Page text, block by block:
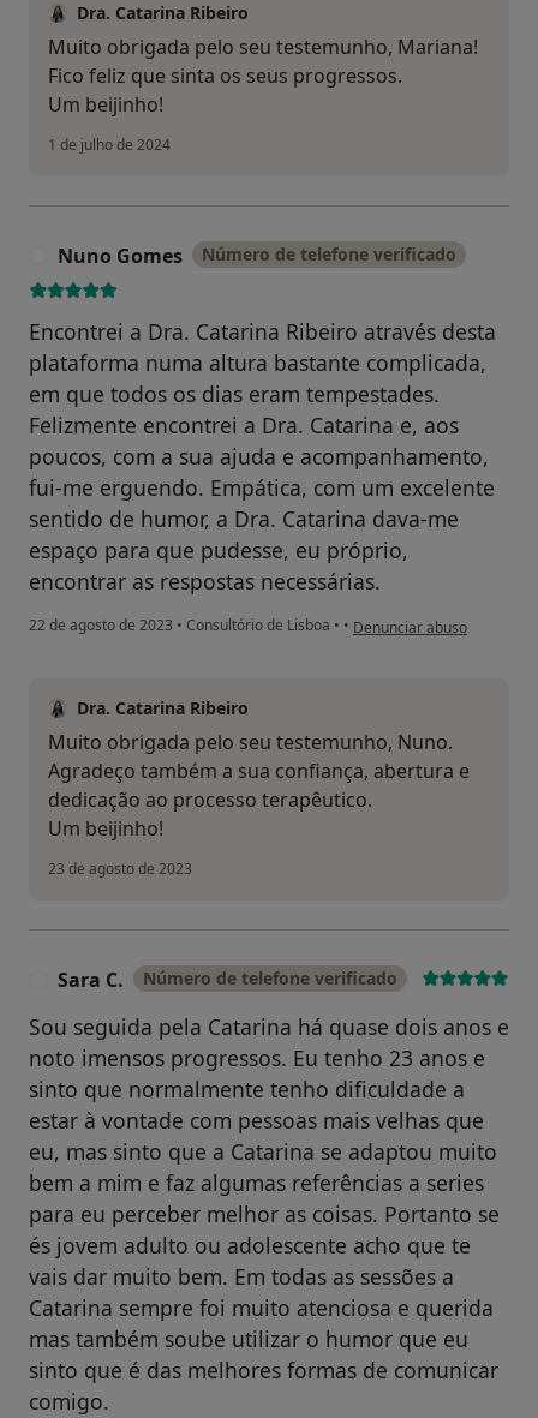
Dra. Catarina Ribeiro
Muito obrigada pelo seu testemunho, Mariana!
Fico feliz que sinta os seus progressos.
Um beijinho!
1 de julho de 2024
Nuno Gomes Número de telefone verificado
Encontrei a Dra. Catarina Ribeiro através desta
plataforma numa altura bastante complicada,
em que todos os dias eram tempestades.
Felizmente encontrei a Dra. Catarina e, aos
poucos, com a sua ajuda e acompanhamento,
fui-me erguendo. Empática, com um excelente
sentido de humor, a Dra. Catarina dava-me
espaço para que pudesse, eu próprio,
encontrar as respostas necessárias.
22 de agosto de 2023 • Consultório de Lisboa • • na opinião do utilizador
Denunciar abuso
Dra. Catarina Ribeiro
Muito obrigada pelo seu testemunho, Nuno.
Agradeço também a sua confiança, abertura e
dedicação ao processo terapêutico.
Um beijinho!
23 de agosto de 2023
Sara C. Número de telefone verificado
Sou seguida pela Catarina há quase dois anos e
noto imensos progressos. Eu tenho 23 anos e
sinto que normalmente tenho dificuldade a
estar à vontade com pessoas mais velhas que
eu, mas sinto que a Catarina se adaptou muito
bem a mim e faz algumas referências a series
para eu perceber melhor as coisas. Portanto se
és jovem adulto ou adolescente acho que te
vais dar muito bem. Em todas as sessões a
Catarina sempre foi muito atenciosa e querida
mas também soube utilizar o humor que eu
sinto que é das melhores formas de comunicar
comigo.